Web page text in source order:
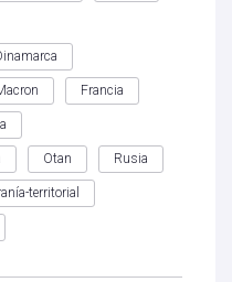
Francia
Otan Rusia
territorial